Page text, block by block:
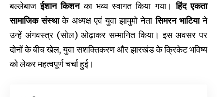
बल्लेबाजईशान किशनका भव्य स्वागत किया गया।हिंद एकता
सामाजिक संस्थाके अध्यक्ष एवं युवा झामुमो नेतासिमरन भाटियाने
उन्हें अंगवस्त्र (सोल) ओढ़ाकर सम्मानित किया। इस अवसर पर
दोनों के बीच खेल, युवा सशक्तिकरण और झारखंड के क्रिकेट भविष्य
को लेकर महत्वपूर्ण चर्चा हुई।